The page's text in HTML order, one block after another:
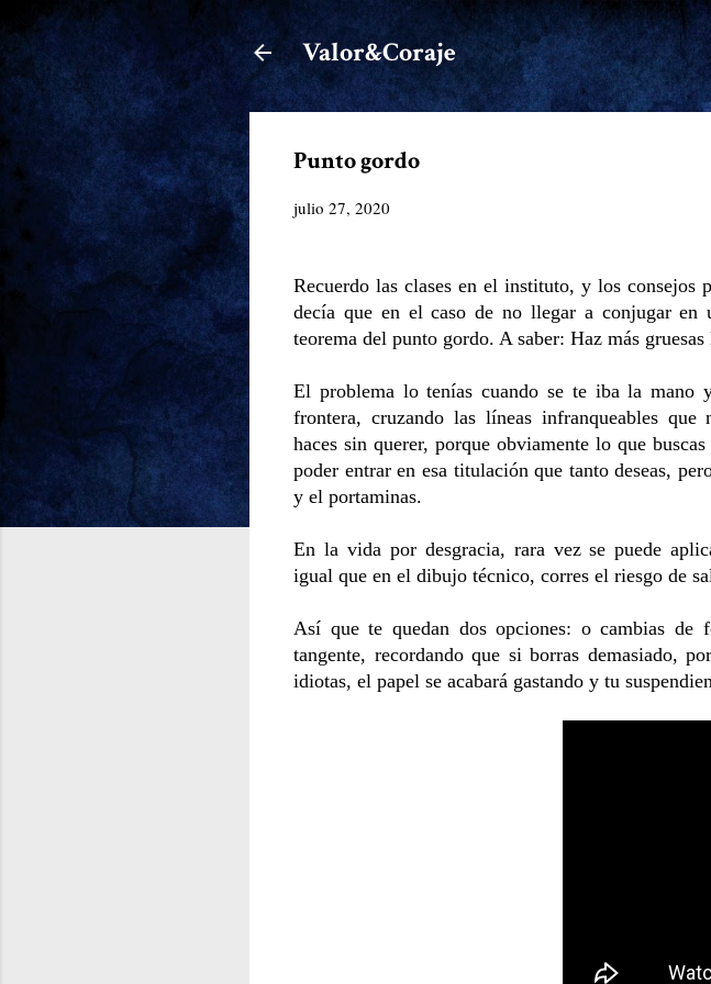
Ir al
Valor&Coraje
Punto gordo
julio 27, 2020
Recuerdo las clases en el instituto, y los consejos
decía que en el caso de no llegar a conjugar en
teorema del punto gordo. A saber: Haz más
El problema lo tenías cuando se te iba la mano
frontera, cruzando las líneas infranqueables
haces sin querer, porque obviamente lo que
poder entrar en esa titulación que tanto deseas,
y el portaminas.
En la vida por desgracia, rara vez se puede
igual que en el dibujo técnico, corres el riesgo de
Así que te quedan dos opciones: o cambias
tangente, recordando que si borras demasiado,
idiotas, el papel se acabará gastando y tu